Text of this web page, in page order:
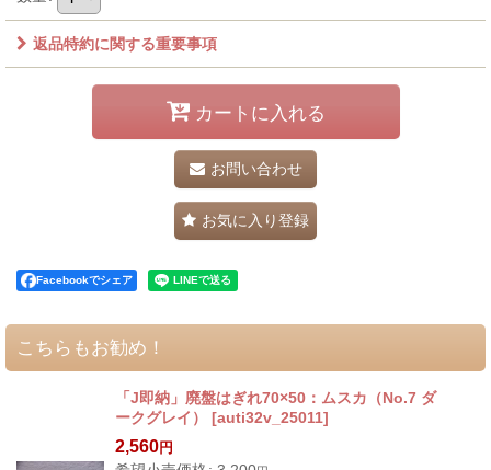
返品特約に関する重要事項
カートに入れる
お問い合わせ
お気に入り登録
Facebookでシェア
こちらもお勧め！
「J即納」廃盤はぎれ70×50：ムスカ（No.7 ダ
ークグレイ）
[auti32v_25011]
2,560円